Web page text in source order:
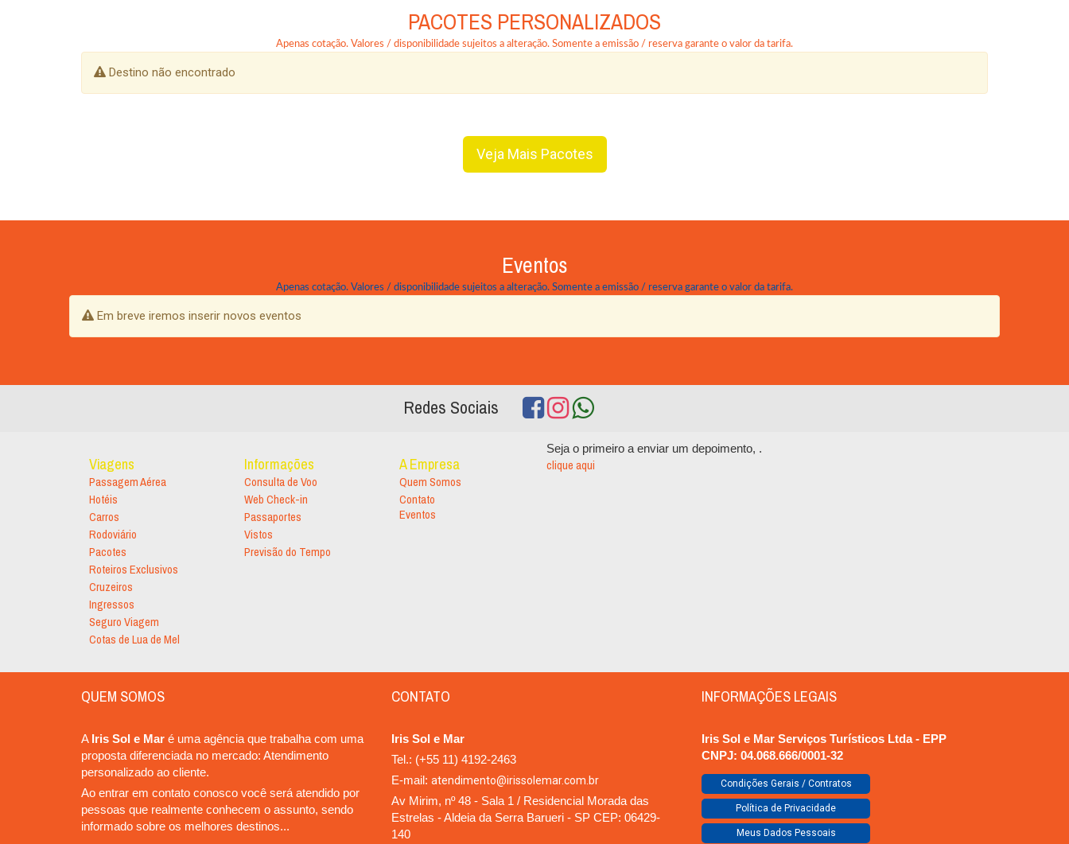
PACOTES PERSONALIZADOS
Apenas cotação. Valores / disponibilidade sujeitos a alteração. Somente a emissão / reserva garante o valor da tarifa.
Destino não encontrado
Veja Mais Pacotes
Eventos
Apenas cotação. Valores / disponibilidade sujeitos a alteração. Somente a emissão / reserva garante o valor da tarifa.
Em breve iremos inserir novos eventos
Redes Sociais
Viagens
Passagem Aérea
Hotéis
Carros
Rodoviário
Pacotes
Roteiros Exclusivos
Cruzeiros
Ingressos
Seguro Viagem
Cotas de Lua de Mel
Informações
Consulta de Voo
Web Check-in
Passaportes
Vistos
Previsão do Tempo
A Empresa
Quem Somos
Contato
Eventos
Seja o primeiro a enviar um depoimento,
clique aqui
.
QUEM SOMOS
A Iris Sol e Mar é uma agência que trabalha com uma
proposta diferenciada no mercado: Atendimento
personalizado ao cliente.
Ao entrar em contato conosco você será atendido por
pessoas que realmente conhecem o assunto, sendo
informado sobre os melhores destinos...
CONTATO
Iris Sol e Mar
Tel.: (+55 11) 4192-2463
E-mail: atendimento@irissolemar.com.br
Av Mirim, nº 48 - Sala 1 / Residencial Morada das
Estrelas - Aldeia da Serra Barueri - SP CEP: 06429-
140
INFORMAÇÕES LEGAIS
Iris Sol e Mar Serviços Turísticos Ltda - EPP
CNPJ: 04.068.666/0001-32
Condições Gerais / Contratos
Política de Privacidade
Meus Dados Pessoais